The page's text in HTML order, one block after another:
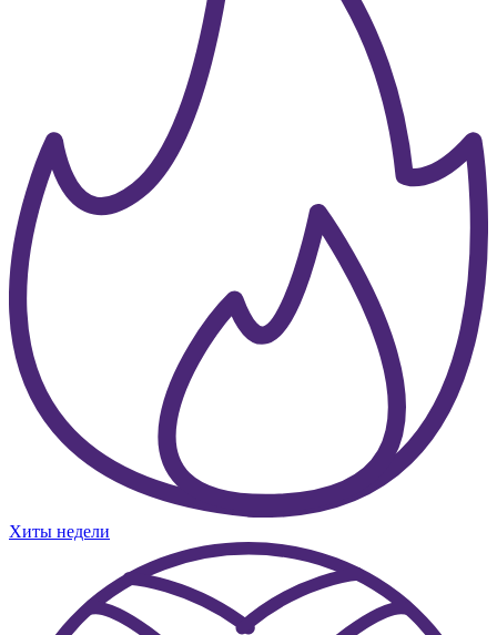
Хиты недели